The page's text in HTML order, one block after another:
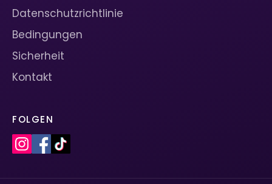
Datenschutzrichtlinie
Bedingungen
Sicherheit
Kontakt
FOLGEN